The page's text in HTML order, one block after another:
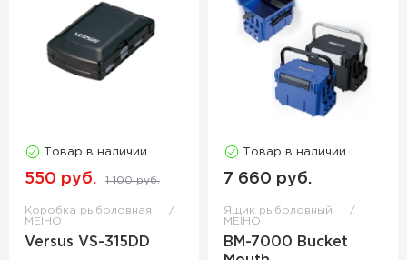
Товар в наличии
550 руб. 1 100 руб.
Коробка рыболовная
MEIHO
Versus VS-315DD
Товар в наличии
7 660 руб.
Ящик рыболовный
MEIHO
BM-7000 Bucket